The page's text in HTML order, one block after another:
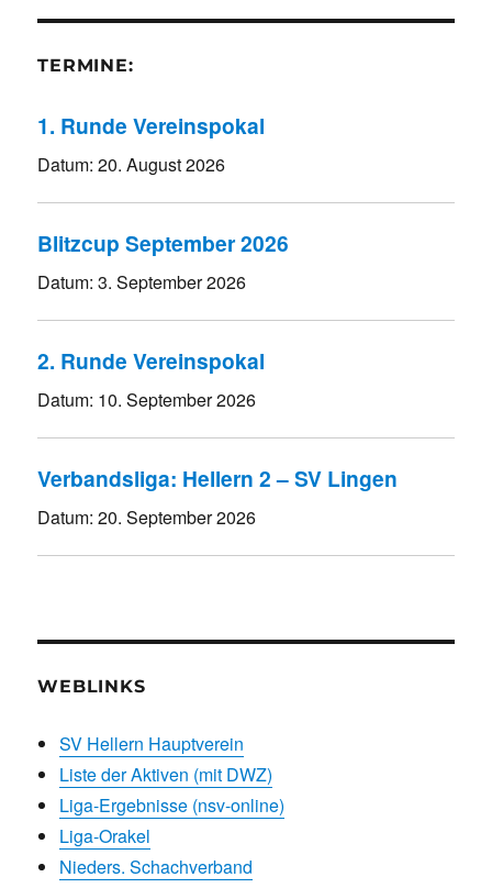
TERMINE:
1. Runde Vereinspokal
Datum:20. August 2026
Blitzcup September 2026
Datum:3. September 2026
2. Runde Vereinspokal
Datum: 10. September 2026
Verbandsliga: Hellern 2 – SV Lingen
Datum:20. September 2026
WEBLINKS
SV Hellern Hauptverein
Liste der Aktiven (mit DWZ)
Liga-Ergebnisse (nsv-online)
Liga-Orakel
Nieders. Schachverband